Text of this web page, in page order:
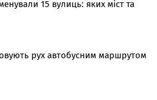
15 вулиць: яких міст та
рух автобусним маршрутом